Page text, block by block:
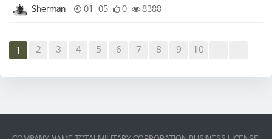
Sherman 01-05 0 8388
1 2 3 4 5 6 7 8 9 10